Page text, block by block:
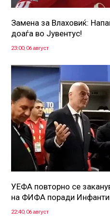
Замена за Влаховиќ:
доаѓа во Јувентус!
23:00, 06 август
УЕФА повторно се
на ФИФА поради
22:40, 06 август